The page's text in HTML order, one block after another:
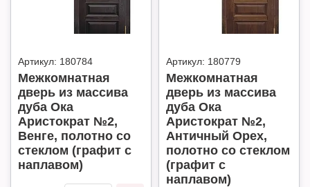
Артикул: 180784
Межкомнатная
дверь из массива
дуба Ока
Аристократ №2,
Венге, полотно со
стеклом (графит с
наплавом)
Артикул: 180779
Межкомнатная
дверь из массива
дуба Ока
Аристократ №2,
Античный Орех,
полотно со стеклом
(графит с
наплавом)